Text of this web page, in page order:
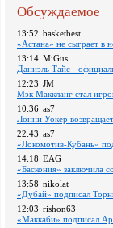
Обсуждаемое
13:52 basketbest
«Астана» не сыграет в
13:14 MiGus
Даниэль Тайс -
12:23 JM
Мэк Маккланг стал
10:36 as7
Лонни Уокер
22:43 as7
«Локомотив-Кубань»
14:18 EAG
«Баскония» заключила
13:58 nikolat
«Дубай» подписал
12:03 rishon63
«Маккаби» подписал